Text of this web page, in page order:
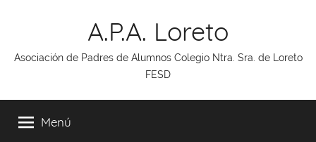
A.P.A. Loreto
Asociación de Padres de Alumnos Colegio Ntra. Sra. de Loreto
FESD
Menú